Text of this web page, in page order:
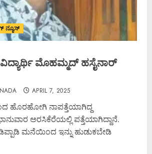
ನ್ಯೂಸ್
ವಿದ್ಯಾರ್ಥಿ ಮೊಹಮ್ಮದ್ ಹಸೈನಾರ್
APRIL 7, 2025
ಹೊರಹೋಗಿ ನಾಪತ್ತೆಯಾಗಿದ್ದ
ಅರಸಿಕೆರೆಯಲ್ಲಿ ಪತ್ತೆಯಾಗಿದ್ದಾನೆ.
ಮನೆಯಿಂದ ಇನ್ನು ಹುಡುಕಬೇಡಿ